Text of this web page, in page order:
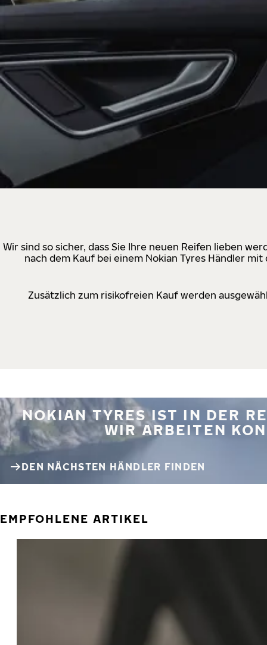
Wir sind so sicher, dass Sie Ihre neuen Reifen lieben
nach dem Kauf bei einem Nokian Tyres Händler
Zusätzlich zum risikofreien Kauf werden
NOKIAN TYRES IST IN DER
WIR ARBEITEN
DEN NÄCHSTEN HÄNDLER FINDEN
EMPFOHLENE ARTIKEL